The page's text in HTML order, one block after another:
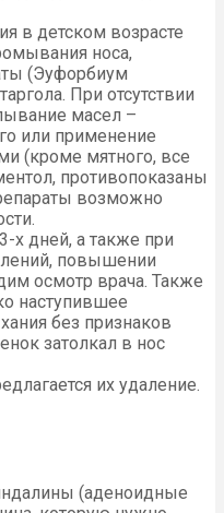
в детском возрасте
носа,
(Эуфорбиум
При отсутствии
масел –
или применение
(кроме мятного, все
противопоказаны
возможно
х дней, а также при
повышении
осмотр врача. Также
наступившее
без признаков
затолкал в нос
их удаление.
(аденоидные